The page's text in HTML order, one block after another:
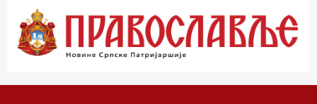
17.30 Приче из незаборава
18.03 Врлинослов